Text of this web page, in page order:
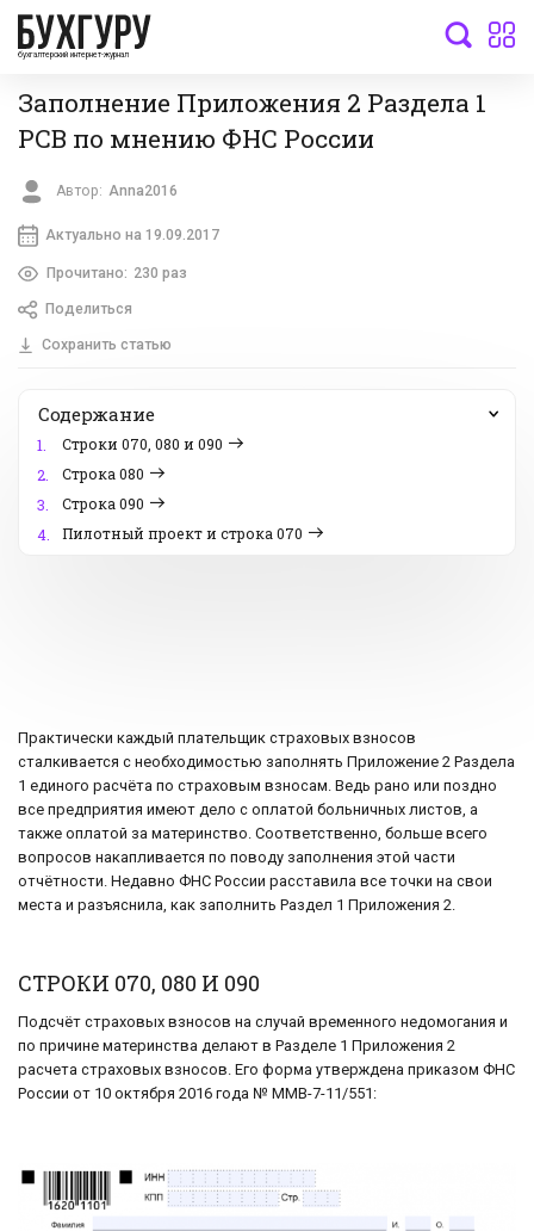
бухгалтерский интернет-журнал
Заполнение Приложения 2 Раздела 1
РСВ по мнению ФНС России
Автор: Anna2016
Актуально на 19.09.2017
Прочитано: 230 раз
Поделиться
Сохранить статью
Содержание
1.
Строки 070, 080 и 090
2.
Строка 080
3.
Строка 090
4.
Пилотный проект и строка 070
Практически каждый плательщик страховых взносов
сталкивается с необходимостью заполнять Приложение 2 Раздела
1 единого расчёта по страховым взносам. Ведь рано или поздно
все предприятия имеют дело с оплатой больничных листов, а
также оплатой за материнство. Соответственно, больше всего
вопросов накапливается по поводу заполнения этой части
отчётности. Недавно ФНС России расставила все точки на свои
места и разъяснила, как заполнить Раздел 1 Приложения 2.
СТРОКИ 070, 080 И 090
Подсчёт страховых взносов на случай временного недомогания и
по причине материнства делают в Разделе 1 Приложения 2
расчета страховых взносов. Его форма утверждена приказом ФНС
России от 10 октября 2016 года № ММВ-7-11/551: